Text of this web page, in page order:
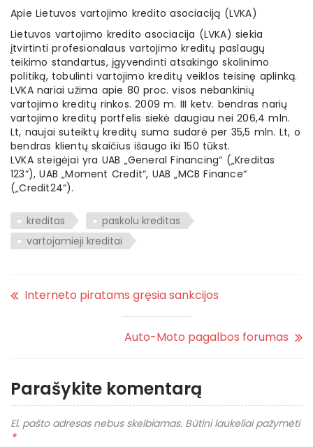
Apie Lietuvos vartojimo kredito asociaciją (LVKA)
Lietuvos vartojimo kredito asociacija (LVKA) siekia
įtvirtinti profesionalaus vartojimo kreditų paslaugų
teikimo standartus, įgyvendinti atsakingo skolinimo
politiką, tobulinti vartojimo kreditų veiklos teisinę aplinką.
LVKA nariai užima apie 80 proc. visos nebankinių
vartojimo kreditų rinkos. 2009 m. III ketv. bendras narių
vartojimo kreditų portfelis siekė daugiau nei 206,4 mln.
Lt, naujai suteiktų kreditų suma sudarė per 35,5 mln. Lt, o
bendras klientų skaičius išaugo iki 150 tūkst.
LVKA steigėjai yra UAB „General Financing“ („Kreditas
123“), UAB „Moment Credit“, UAB „MCB Finance“
(„Credit24“).
kreditas
paskolu kreditas
vartojamieji kreditai
Interneto piratams gręsia sankcijos
Auto-Moto pagalbos forumas
Parašykite komentarą
El. pašto adresas nebus skelbiamas. Būtini laukeliai pažymėti
*